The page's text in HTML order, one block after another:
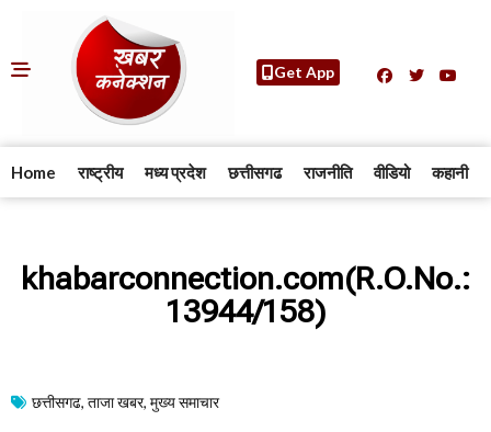
Get App
Home राष्ट्रीय मध्य प्रदेश छत्तीसगढ राजनीति वीडियो कहानी
khabarconnection.com(R.O.No.:
13944/158)
छत्तीसगढ, ताजा खबर, मुख्य समाचार​